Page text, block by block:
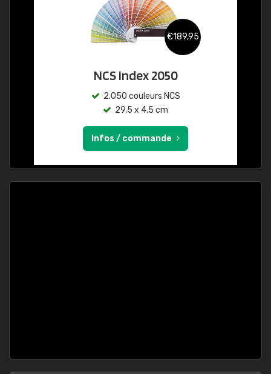
€189,95
NCS Index 2050
2.050 couleurs NCS
29,5 x 4,5 cm
Infos / commande